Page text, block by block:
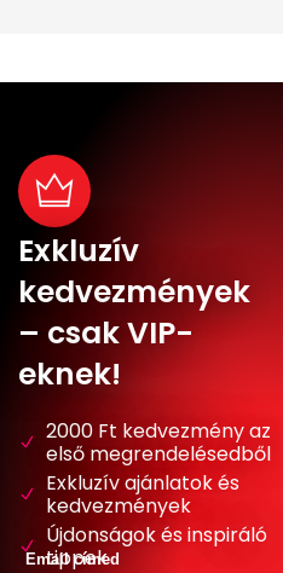
Exkluzív
kedvezmények
– csak VIP-
eknek!
2000 Ft kedvezmény az
első megrendelésedből
Exkluzív ajánlatok és
kedvezmények
Újdonságok és inspiráló
tippek
Email címed